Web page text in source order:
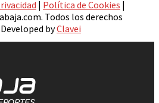
| Política de Cookies |
Todos los derechos
byClavei